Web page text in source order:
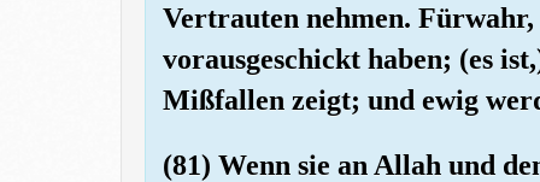
Vertrauten nehmen. Fürwahr,
vorausgeschickt haben; (es
Mißfallen zeigt; und ewig
(81) Wenn sie an Allah und